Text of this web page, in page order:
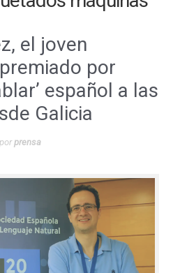
el joven
por
español a las
Galicia
prensa